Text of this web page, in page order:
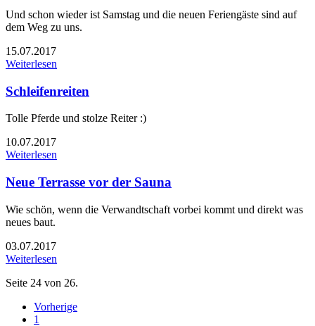
Und schon wieder ist Samstag und die neuen Feriengäste sind auf
dem Weg zu uns.
15.07.2017
Weiterlesen
Schleifenreiten
Tolle Pferde und stolze Reiter :)
10.07.2017
Weiterlesen
Neue Terrasse vor der Sauna
Wie schön, wenn die Verwandtschaft vorbei kommt und direkt was
neues baut.
03.07.2017
Weiterlesen
Seite 24 von 26.
Vorherige
1